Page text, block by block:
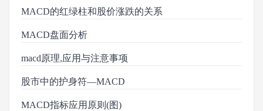
MACD的红绿柱和股价涨跌的关系
MACD盘面分析
macd原理,应用与注意事项
股市中的护身符―MACD
MACD指标应用原则(图)